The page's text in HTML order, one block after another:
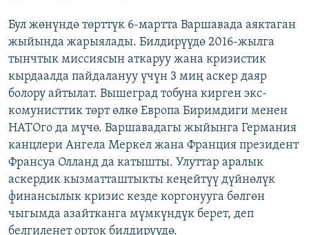
ДАНИСТЕ
АЗАТТЫК+
ЫҢГАЙСЫЗ СУРООЛОР
ОНЛАЙН ШЕРИНЕ
ЭЕ/АРнун бардык сайттары
Бул жөнүндө төрттүк 6-мартта Варшавада аяктаган
жыйында жарыялады. Билдирүүдө 2016-жылга
тынчтык миссиясын аткаруу жана кризистик
кырдаалда пайдалануу үчүн 3 миң аскер даяр
болору айтылат. Вышеград тобуна кирген экс-
комунисттик төрт өлкө Европа Биримдиги менен
НАТОго да мүчө. Варшавадагы жыйынга Германия
канцлери Ангела Меркел жана Франция президент
Франсуа Олланд да катышты. Улуттар аралык
аскердик кызматташтыкты кеңейтүү дүйнөлүк
финансылык кризис кезде коргонууга бөлгөн
чыгымда азайтканга мүмкүндүк берет, деп
белгиленет орток билдирүүдө.